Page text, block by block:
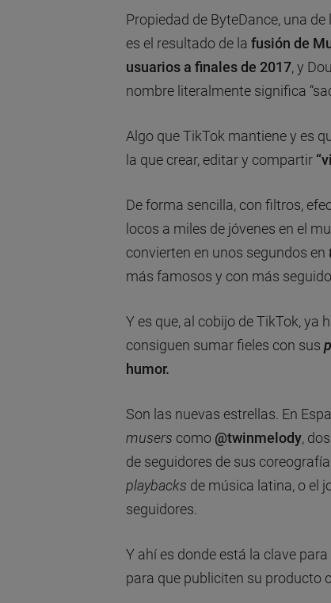
Propiedad de ByteDance, una de
es el resultado de la fusión de
usuarios a finales de 2017, y
nombre literalmente significa
Algo que TikTok mantiene y es
la que crear, editar y compartir
De forma sencilla, con filtros,
locos a miles de jóvenes en el
convierten en unos segundos en
más famosos y con más
Y es que, al cobijo de TikTok, ya
consiguen sumar fieles con sus
humor.
Son las nuevas estrellas. En
musers como @twinmelody,
de seguidores de sus
playbacks de música latina, o el
seguidores.
Y ahí es donde está la clave
para que publiciten su producto